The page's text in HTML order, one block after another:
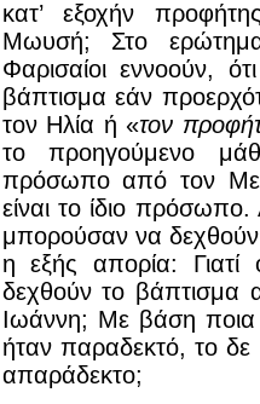
κατ’ εξοχήν
Μωυσή; Στο
Φαρισαίοι εννοούν,
βάπτισμα εάν
τον Ηλία ή «τον
το προηγούμενο
πρόσωπο από τον
είναι το ίδιο
μπορούσαν να
η εξής απορία:
δεχθούν το βάπτισμα
Ιωάννη; Με βάση ποια
ήταν παραδεκτό, το δε
απαράδεκτο;